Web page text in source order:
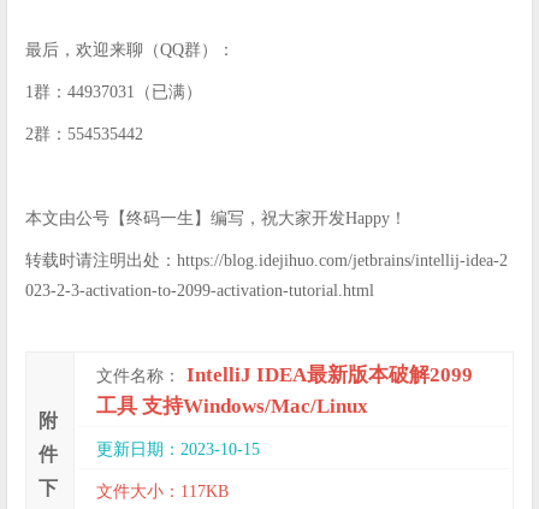
最后，欢迎来聊（QQ群）：
1群：44937031（已满）
2群：554535442
本文由公号【终码一生】编写，祝大家开发Happy！
转载时请注明出处：https://blog.idejihuo.com/jetbrains/intellij-idea-2
023-2-3-activation-to-2099-activation-tutorial.html
附
件
下
文件名称：
IntelliJ IDEA最新版本破解2099
工具 支持Windows/Mac/Linux
更新日期：2023-10-15
文件大小：117KB